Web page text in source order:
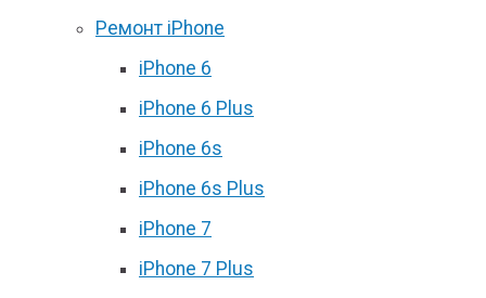
Ремонт iPhone
iPhone 6
iPhone 6 Plus
iPhone 6s
iPhone 6s Plus
iPhone 7
iPhone 7 Plus